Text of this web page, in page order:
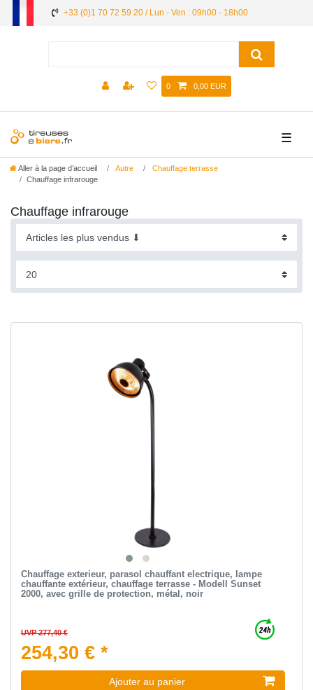
+33 (0)1 70 72 59 20 / Lun - Ven : 09h00 - 18h00
0 0,00 EUR
☰
Aller à la page d’accueil Autre
Chauffage terrasse
Chauffage infrarouge
Chauffage infrarouge
Chauffage exterieur, parasol chauffant electrique, lampe
chauffante extérieur, chauffage terrasse - Modell Sunset
2000, avec grille de protection, métal, noir
UVP 277,40 €
254,30 € *
Ajouter au panier